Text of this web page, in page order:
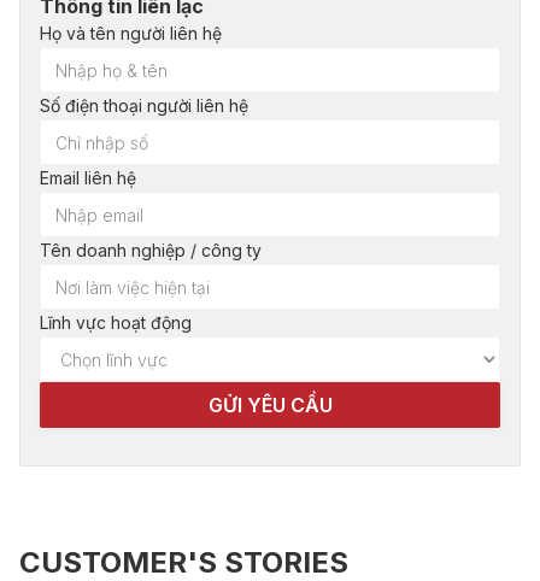
Thông tin liên lạc
Họ và tên người liên hệ
Số điện thoại người liên hệ
Email liên hệ
Tên doanh nghiệp / công ty
Lĩnh vực hoạt động
CUSTOMER'S STORIES